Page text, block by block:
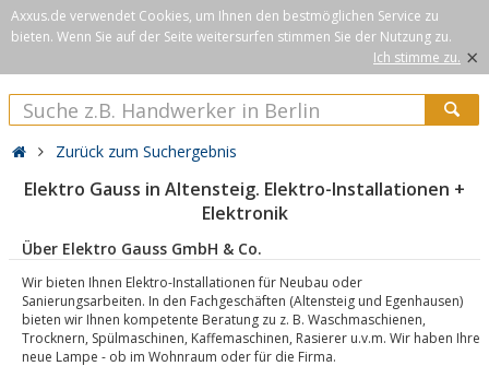
Axxus.de verwendet Cookies, um Ihnen den bestmöglichen Service zu
bieten. Wenn Sie auf der Seite weitersurfen stimmen Sie der Nutzung zu.
Ich stimme zu. ×
Zurück zum Suchergebnis
Elektro Gauss in Altensteig. Elektro-Installationen +
Elektronik
Über Elektro Gauss GmbH & Co.
Wir bieten Ihnen Elektro-Installationen für Neubau oder
Sanierungsarbeiten. In den Fachgeschäften (Altensteig und Egenhausen)
bieten wir Ihnen kompetente Beratung zu z. B. Waschmaschienen,
Trocknern, Spülmaschinen, Kaffemaschinen, Rasierer u.v.m. Wir haben Ihre
neue Lampe - ob im Wohnraum oder für die Firma.